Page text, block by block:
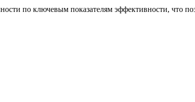
по ключевым показателям эффективности, что